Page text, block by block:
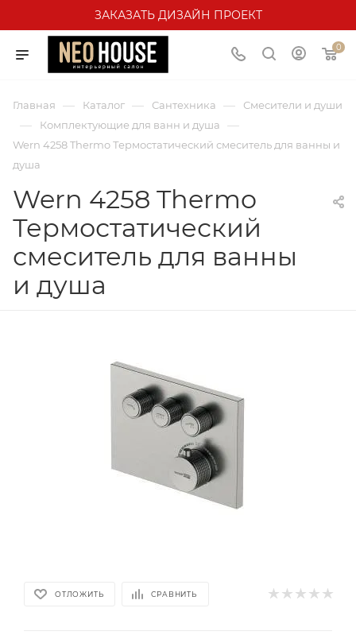
ЗАКАЗАТЬ ДИЗАЙН ПРОЕКТ
0
Главная — Каталог — Сантехника — Смесители и души
— Комплектующие для ванн и душа —
Wern 4258 Thermo Термостатический смеситель для ванны и
душа
Wern 4258 Thermo
Термостатический
смеситель для ванны
и душа
ОТЛОЖИТЬ СРАВНИТЬ